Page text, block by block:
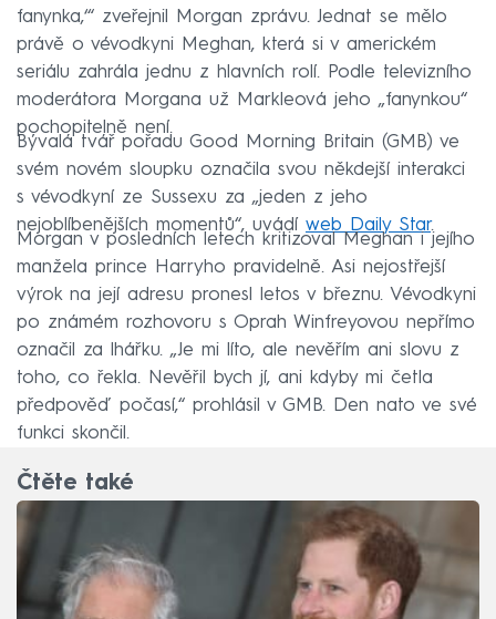
fanynka,‘“ zveřejnil Morgan zprávu. Jednat se mělo
právě o vévodkyni Meghan, která si v americkém
seriálu zahrála jednu z hlavních rolí. Podle televizního
moderátora Morgana už Markleová jeho „fanynkou“
pochopitelně není.
Bývalá tvář pořadu Good Morning Britain (GMB) ve
svém novém sloupku označila svou někdejší interakci
s vévodkyní ze Sussexu za „jeden z jeho
nejoblíbenějších momentů“, uvádí web Daily Star.
Morgan v posledních letech kritizoval Meghan i jejího
manžela prince Harryho pravidelně. Asi nejostřejší
výrok na její adresu pronesl letos v březnu. Vévodkyni
po známém rozhovoru s Oprah Winfreyovou nepřímo
označil za lhářku. „Je mi líto, ale nevěřím ani slovu z
toho, co řekla. Nevěřil bych jí, ani kdyby mi četla
předpověď počasí,“ prohlásil v GMB. Den nato ve své
funkci skončil.
Čtěte také